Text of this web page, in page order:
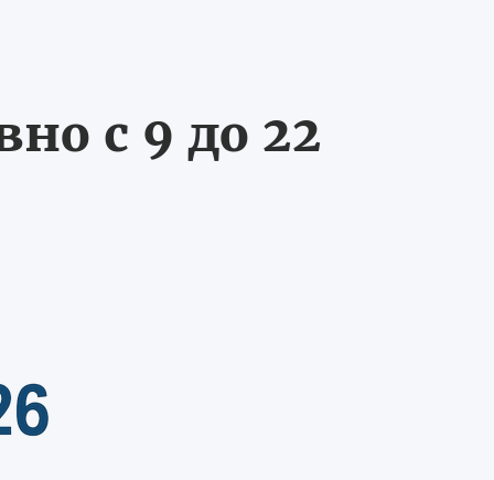
с 9 до 22